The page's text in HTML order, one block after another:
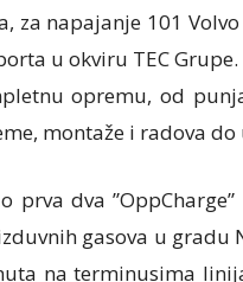
za napajanje 101
u okviru TEC
opremu, od
montaže i radova do
prva dva
gasova u gradu
na terminusima